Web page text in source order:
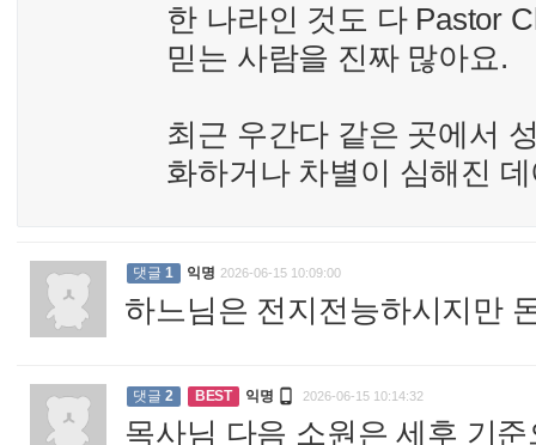
한 나라인 것도 다 Pastor
믿는 사람을 진짜 많아요.
최근 우간다 같은 곳에서
화하거나 차별이 심해진
댓글 1 익명 2026-06-15 10:09:00
하느님은 전지전능하시지만
댓글 2 BEST 익명  2026-06-15 10:14:32
목사님 다음 소원은 세후 기